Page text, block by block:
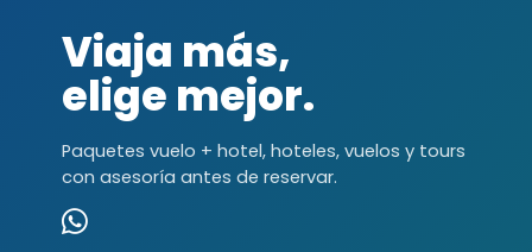
Viaja más,
elige mejor.
Paquetes vuelo + hotel, hoteles, vuelos y tours
con asesoría antes de reservar.